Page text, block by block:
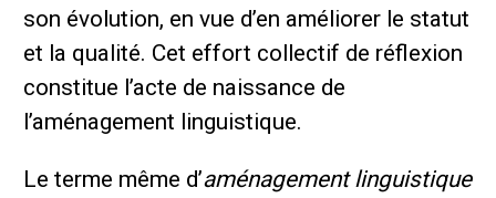
son évolution, en vue d’en améliorer le statut
et la qualité. Cet effort collectif de réflexion
constitue l’acte de naissance de
l’aménagement linguistique.
Le terme même d’aménagement linguistique